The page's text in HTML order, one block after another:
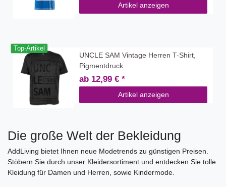
Artikel anzeigen
Top-Artikel
UNCLE SAM Vintage Herren T-Shirt,
Pigmentdruck
ab 12,99 € *
Artikel anzeigen
Die große Welt der Bekleidung
AddLiving bietet Ihnen neue Modetrends zu günstigen Preisen.
Stöbern Sie durch unser Kleidersortiment und entdecken Sie tolle
Kleidung für Damen und Herren, sowie Kindermode.